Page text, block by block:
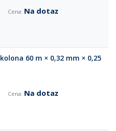
Na dotaz
kolona 60 m × 0,32 mm × 0,25
Na dotaz